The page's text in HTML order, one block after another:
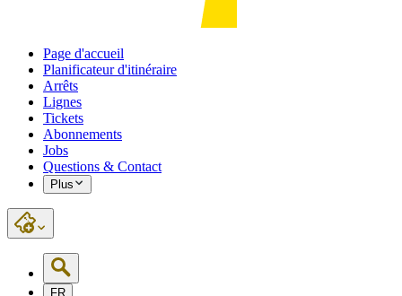
Page d'accueil
Planificateur d'itinéraire
Arrêts
Lignes
Tickets
Abonnements
Jobs
Questions & Contact
Plus
FR